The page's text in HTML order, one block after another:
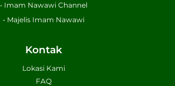
• Imam Nawawi Channel
• Majelis Imam Nawawi
Kontak
Lokasi Kami
FAQ